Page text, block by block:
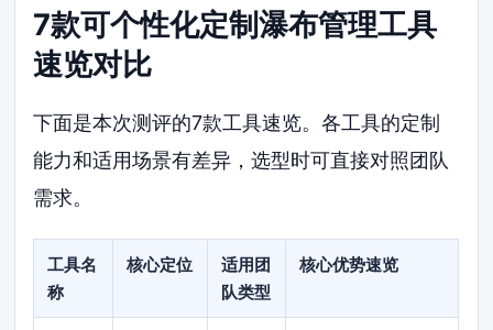
7款可个性化定制瀑布管理工具
速览对比
下面是本次测评的7款工具速览。各工具的定制
能力和适用场景有差异，选型时可直接对照团队
需求。
工具名
称
核心定位
适用团
队类型
核心优势速览